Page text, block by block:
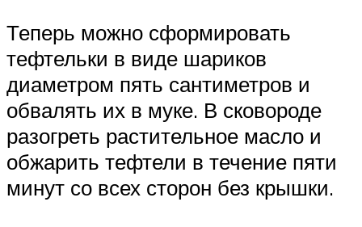
Теперь можно сформировать
тефтельки в виде шариков
диаметром пять сантиметров и
обвалять их в муке. В сковороде
разогреть растительное масло и
обжарить тефтели в течение пяти
минут со всех сторон без крышки.